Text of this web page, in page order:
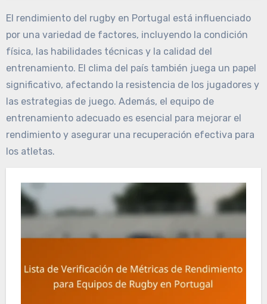
El rendimiento del rugby en Portugal está influenciado
por una variedad de factores, incluyendo la condición
física, las habilidades técnicas y la calidad del
entrenamiento. El clima del país también juega un papel
significativo, afectando la resistencia de los jugadores y
las estrategias de juego. Además, el equipo de
entrenamiento adecuado es esencial para mejorar el
rendimiento y asegurar una recuperación efectiva para
los atletas.